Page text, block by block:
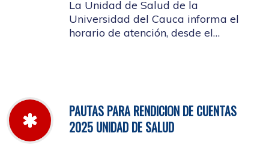
La Unidad de Salud de la
Universidad del Cauca informa el
horario de atención, desde el
PAUTAS PARA RENDICION DE CUENTAS
2025 UNIDAD DE SALUD